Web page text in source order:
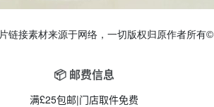
链接素材来源于网络，一切版权归原作者所有©
📦 邮费信息
满£25包邮|门店取件免费